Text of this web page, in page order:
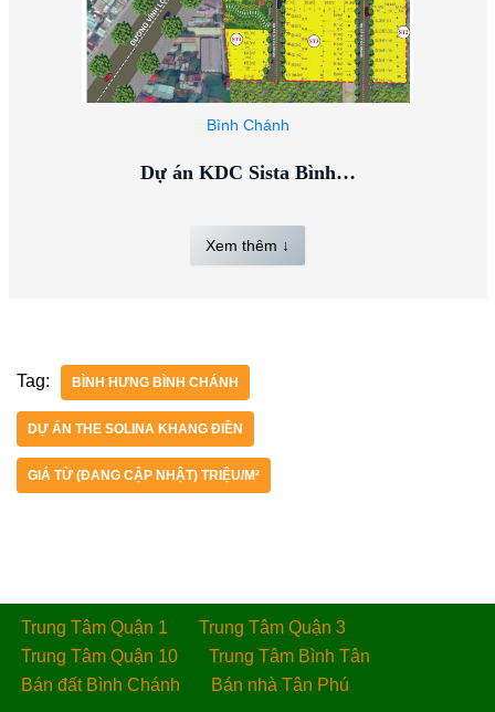
Bình Chánh
Dự án KDC Sista Bình…
Xem thêm ↓
Tag: BÌNH HƯNG BÌNH CHÁNH
DỰ ÁN THE SOLINA KHANG ĐIỀN
GIÁ TỪ (ĐANG CẬP NHẬT) TRIỆU/M²
Trung Tâm Quận 1
Trung Tâm Quận 3
Trung Tâm Quận 10
Trung Tâm Bình Tân
Bán đất Bình Chánh
Bán nhà Tân Phú